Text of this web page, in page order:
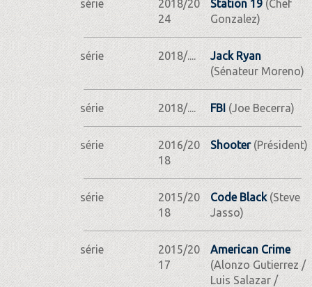
série
2018/20
24
Station 19(Chef
Gonzalez)
série 2018/....
Jack Ryan
(Sénateur Moreno)
série 2018/.... FBI(Joe Becerra)
série
2016/20
18
Shooter(Président)
série
2015/20
18
Code Black(Steve
Jasso)
série
2015/20
17
American Crime
(Alonzo Gutierrez /
Luis Salazar /